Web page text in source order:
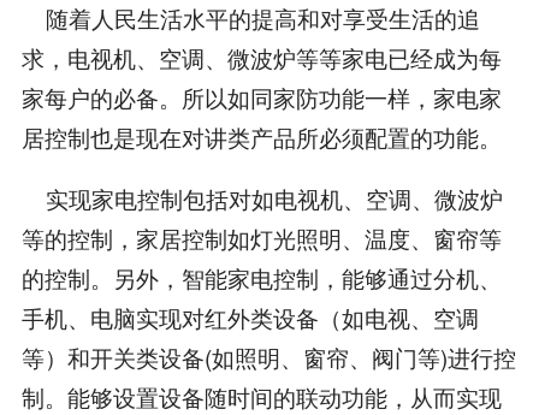
随着人民生活水平的提高和对享受生活的追
求，电视机、空调、微波炉等等家电已经成为每
家每户的必备。所以如同家防功能一样，家电家
居控制也是现在对讲类产品所必须配置的功能。
实现家电控制包括对如电视机、空调、微波炉
等的控制，家居控制如灯光照明、温度、窗帘等
的控制。另外，智能家电控制，能够通过分机、
手机、电脑实现对红外类设备（如电视、空调
等）和开关类设备(如照明、窗帘、阀门等)进行控
制。能够设置设备随时间的联动功能，从而实现